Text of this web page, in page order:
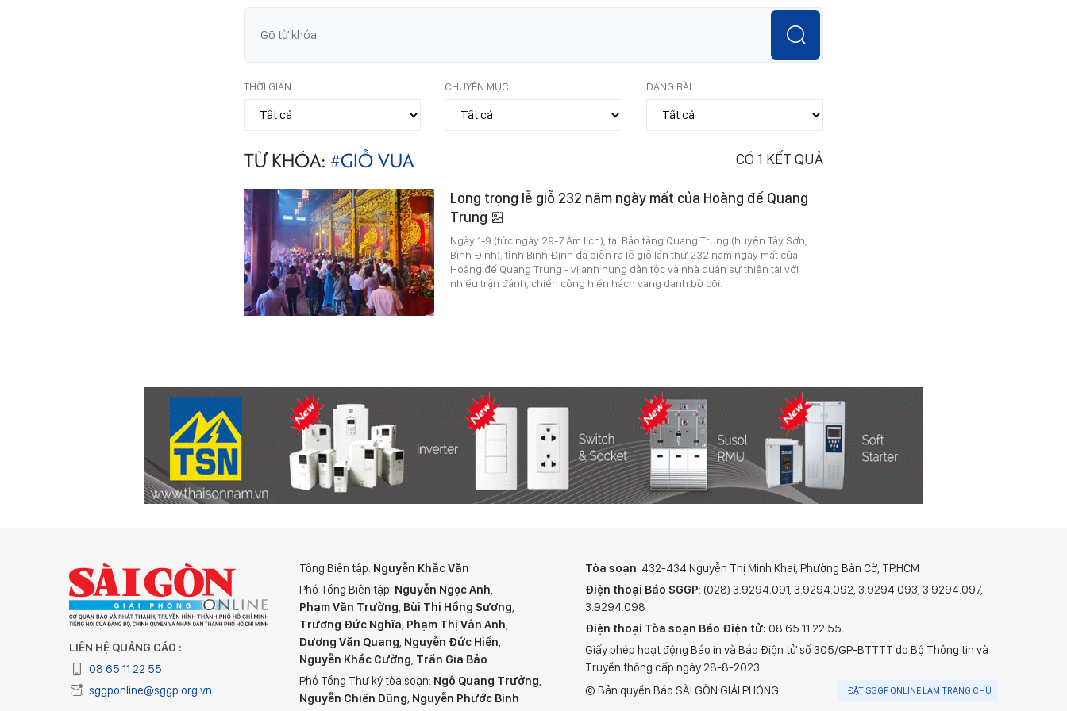
THỜI GIAN CHUYÊN MỤC DẠNG BÀI
TỪ KHÓA: #GIỖ VUA CÓ 1 KẾT QUẢ
Long trọng lễ giỗ 232 năm ngày mất của Hoàng đế Quang
Trung
Ngày 1-9 (tức ngày 29-7 Âm lịch), tại Bảo tàng Quang Trung (huyện Tây Sơn,
Bình Định), tỉnh Bình Định đã diễn ra lễ giỗ lần thứ 232 năm ngày mất của
Hoàng đế Quang Trung - vị anh hùng dân tộc và nhà quân sự thiên tài với
nhiều trận đánh, chiến công hiển hách vang danh bờ cõi.
LIÊN HỆ QUẢNG CÁO :
08 65 11 22 55
sggponline@sggp.org.vn
Tổng Biên tập: Nguyễn Khắc Văn
Phó Tổng Biên tập: Nguyễn Ngọc Anh,
Phạm Văn Trường, Bùi Thị Hồng Sương,
Trương Đức Nghĩa, Phạm Thị Vân Anh,
Dương Văn Quang, Nguyễn Đức Hiển,
Nguyễn Khắc Cường, Trần Gia Bảo
Phó Tổng Thư ký tòa soạn: Ngô Quang Trưởng,
Nguyễn Chiến Dũng, Nguyễn Phước Bình
Tòa soạn: 432-434 Nguyễn Thị Minh Khai, Phường Bàn Cờ, TP.HCM
Điện thoại Báo SGGP: (028) 3.9294.091, 3.9294.092, 3.9294.093, 3.9294.097,
3.9294.098
Điện thoại Tòa soạn Báo Điện tử: 08 65 11 22 55
Giấy phép hoạt động Báo in và Báo Điện tử số 305/GP-BTTTT do Bộ Thông tin và
Truyền thông cấp ngày 28-8-2023.
© Bản quyền Báo SÀI GÒN GIẢI PHÓNG.
ĐẶT SGGP ONLINE LÀM TRANG CHỦ